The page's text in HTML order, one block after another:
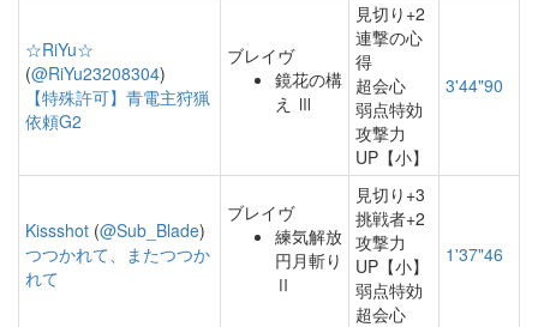
☆RiYu☆
(@RiYu23208304)
【特殊許可】青電主狩猟
依頼G2
ブレイヴ
鏡花の構
え Ⅲ
見切り+2
連撃の心
得
超会心
弱点特効
攻撃力
UP【小】
3'44"90
Kissshot (@Sub_Blade)
つつかれて、またつつか
れて
ブレイヴ
練気解放
円月斬り
Ⅱ
見切り+3
挑戦者+2
攻撃力
UP【小】
弱点特効
超会心
1'37"46